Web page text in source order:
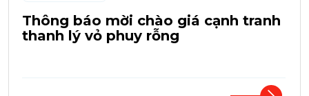
Thông báo mời chào giá cạnh tranh
thanh lý vỏ phuy rỗng